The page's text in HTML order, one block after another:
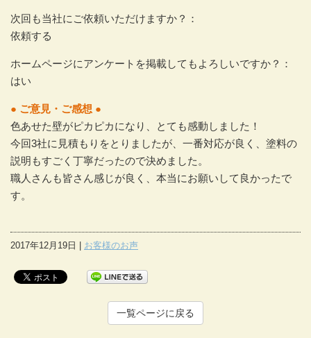
次回も当社にご依頼いただけますか？：
依頼する
ホームページにアンケートを掲載してもよろしいですか？：
はい
● ご意見・ご感想 ●
色あせた壁がピカピカになり、とても感動しました！
今回3社に見積もりをとりましたが、一番対応が良く、塗料の
説明もすごく丁寧だったので決めました。
職人さんも皆さん感じが良く、本当にお願いして良かったで
す。
2017年12月19日 | お客様のお声
一覧ページに戻る